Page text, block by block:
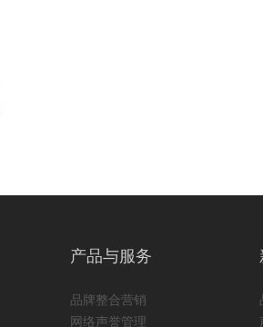
产品与服务
品牌整合营销
网络声誉管理